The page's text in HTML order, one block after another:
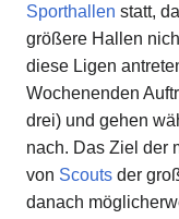
Sporthallen statt,
größere Hallen
diese Ligen
Wochenenden
drei) und gehen
nach. Das Ziel der
von Scouts der
danach